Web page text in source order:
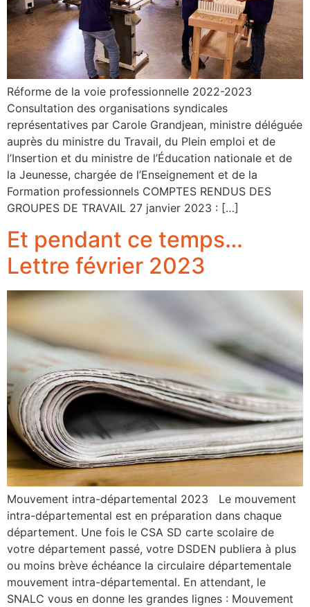
Réforme de la voie professionnelle 2022-2023
Consultation des organisations syndicales
représentatives par Carole Grandjean, ministre déléguée
auprès du ministre du Travail, du Plein emploi et de
l’Insertion et du ministre de l’Éducation nationale et de
la Jeunesse, chargée de l’Enseignement et de la
Formation professionnels COMPTES RENDUS DES
GROUPES DE TRAVAIL 27 janvier 2023 : […]
Et pendant ce temps…
Lettre février 2023
Mouvement intra-départemental 2023 Le mouvement
intra-départemental est en préparation dans chaque
département. Une fois le CSA SD carte scolaire de
votre département passé, votre DSDEN publiera à plus
ou moins brève échéance la circulaire départementale
mouvement intra-départemental. En attendant, le
SNALC vous en donne les grandes lignes : Mouvement